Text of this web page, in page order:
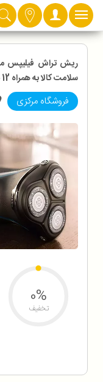
دسته بندی
سلامت کالا به همراه 12 ماه گارانتی
فروشگاه مرکزی
0%
تخفیف